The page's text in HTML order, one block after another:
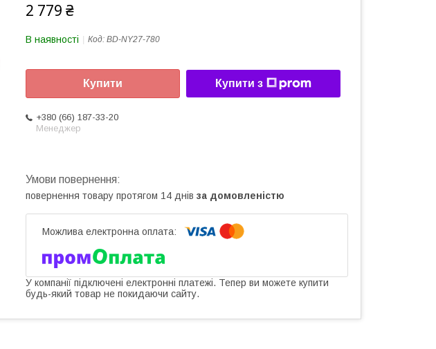
2 779 ₴
В наявності Код: BD-NY27-780
Купити Купити з
+380 (66) 187-33-20
Менеджер
повернення товару протягом 14 днів за домовленістю
У компанії підключені електронні платежі. Тепер ви можете купити
будь-який товар не покидаючи сайту.